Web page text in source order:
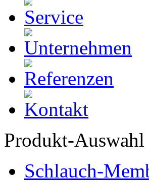
Produkt-Auswahl
Schlauch-